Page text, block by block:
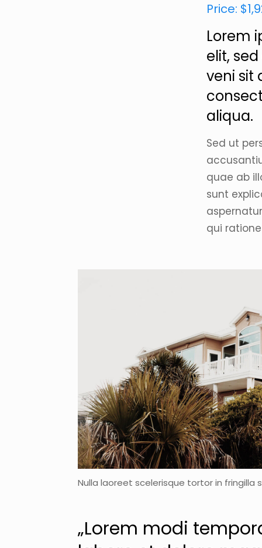
Price:
Lorem
elit,
veni sit
aliqua.
Sed ut
quae ab
sunt
qui
Nulla laoreet scelerisque tortor in fringilla
„Lorem modi